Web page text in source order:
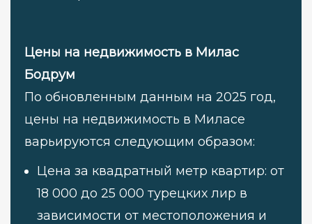
Цены на недвижимость в Милас
Бодрум
По обновленным данным на 2025 год,
цены на недвижимость в Миласе
варьируются следующим образом:
Цена за квадратный метр квартир: от
18 000 до 25 000 турецких лир в
зависимости от местоположения и